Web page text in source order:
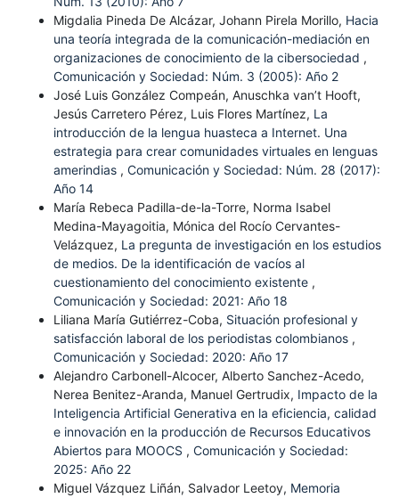
Migdalia Pineda De Alcázar, Johann Pirela Morillo, Hacia
una teoría integrada de la comunicación-mediación en
organizaciones de conocimiento de la cibersociedad ,
Comunicación y Sociedad: Núm. 3 (2005): Año 2
José Luis González Compeán, Anuschka van’t Hooft,
Jesús Carretero Pérez, Luis Flores Martínez, La
introducción de la lengua huasteca a Internet. Una
estrategia para crear comunidades virtuales en lenguas
amerindias , Comunicación y Sociedad: Núm. 28 (2017):
Año 14
María Rebeca Padilla-de-la-Torre, Norma Isabel
Medina-Mayagoitia, Mónica del Rocío Cervantes-
Velázquez, La pregunta de investigación en los estudios
de medios. De la identificación de vacíos al
cuestionamiento del conocimiento existente ,
Comunicación y Sociedad: 2021: Año 18
Liliana María Gutiérrez-Coba, Situación profesional y
satisfacción laboral de los periodistas colombianos ,
Comunicación y Sociedad: 2020: Año 17
Alejandro Carbonell-Alcocer, Alberto Sanchez-Acedo,
Nerea Benitez-Aranda, Manuel Gertrudix, Impacto de la
Inteligencia Artificial Generativa en la eficiencia, calidad
e innovación en la producción de Recursos Educativos
Abiertos para MOOCS , Comunicación y Sociedad:
2025: Año 22
Miguel Vázquez Liñán, Salvador Leetoy, Memoria